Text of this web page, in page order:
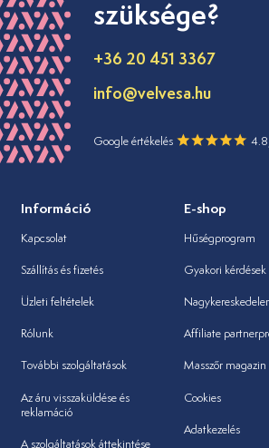
szüksége?
+36 20 451 3367
info@velvesa.hu
Google értékelés
Információ
Kapcsolat
Szállítás és fizetés
Üzleti feltételek
Rólunk
További szolgáltatások
Az áru visszaküldése és
reklamáció
A szolgáltatások áttekintése
E-shop
Hűségprogram
Gyakori kérdések
Affiliate
Masszőr magazin
Cookies
Adatkezelés